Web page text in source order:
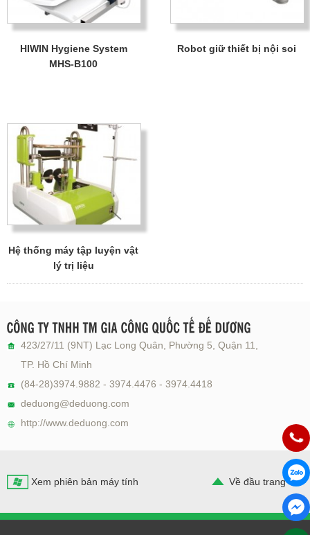
HIWIN Hygiene System
MHS-B100
Robot giữ thiết bị nội soi
Hệ thống máy tập luyện vật
lý trị liệu
423/27/11 (9NT) Lạc Long Quân, Phường 5, Quận 11,
TP. Hồ Chí Minh
(84-28)3974.9882 - 3974.4476 - 3974.4418
deduong@deduong.com
http://www.deduong.com
Xem phiên bản máy tính Về đầu trang
Chat
Chat